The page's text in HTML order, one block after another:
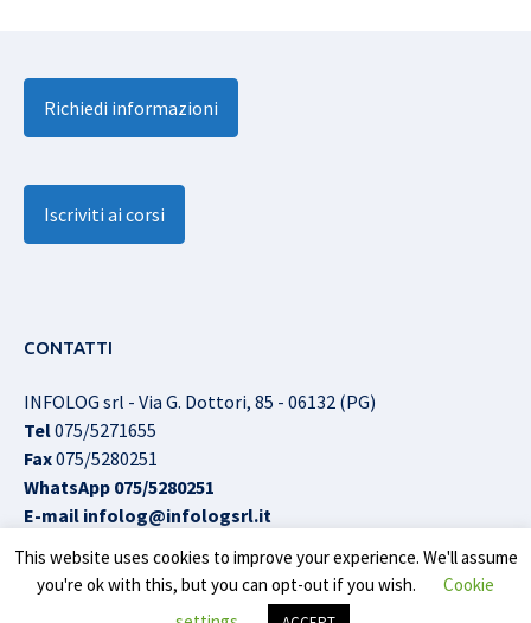
Richiedi informazioni
Iscriviti ai corsi
CONTATTI
INFOLOG srl - Via G. Dottori, 85 - 06132 (PG)
Tel075/5271655
Fax075/5280251
WhatsApp 075/5280251
E-mail infolog@infologsrl.it
Infolog srl © All Rights Reserved |Cookies Policy
This website uses cookies to improve your experience. We'll assume
you're ok with this, but you can opt-out if you wish.
Cookie